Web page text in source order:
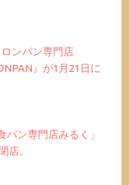
ンパン専門店
』が1月21日に
パン専門店みるく」
店。